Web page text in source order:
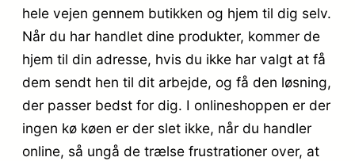
hele vejen gennem butikken og hjem til dig selv.
Når du har handlet dine produkter, kommer de
hjem til din adresse, hvis du ikke har valgt at få
dem sendt hen til dit arbejde, og få den løsning,
der passer bedst for dig. I onlineshoppen er der
ingen kø køen er der slet ikke, når du handler
online, så ungå de trælse frustrationer over, at